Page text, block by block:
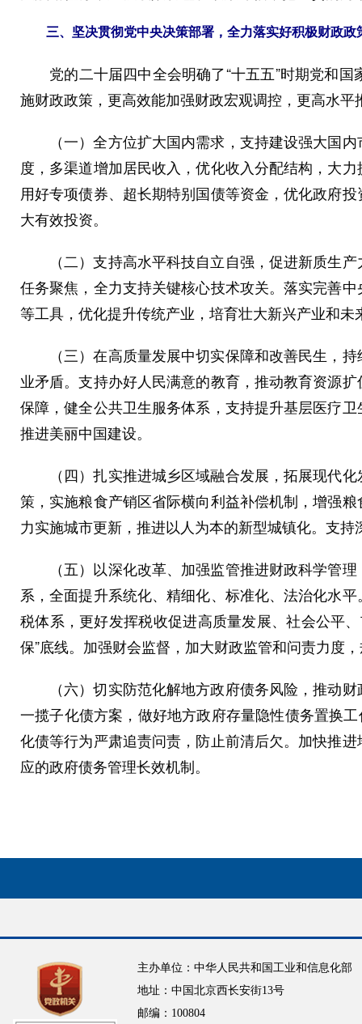
三、坚决贯彻党中央决策部署，全力落实好积极财政政
党的二十届四中全会明确了“十五五”时期党和国
施财政政策，更高效能加强财政宏观调控，更高水
（一）全方位扩大国内需求，支持建设强大国内
度，多渠道增加居民收入，优化收入分配结构，大
用好专项债券、超长期特别国债等资金，优化政府
大有效投资。
（二）支持高水平科技自立自强，促进新质生产
任务聚焦，全力支持关键核心技术攻关。落实完善
等工具，优化提升传统产业，培育壮大新兴产业和
（三）在高质量发展中切实保障和改善民生，持
业矛盾。支持办好人民满意的教育，推动教育资源
保障，健全公共卫生服务体系，支持提升基层医疗
推进美丽中国建设。
（四）扎实推进城乡区域融合发展，拓展现代化
策，实施粮食产销区省际横向利益补偿机制，增强
力实施城市更新，推进以人为本的新型城镇化。支
（五）以深化改革、加强监管推进财政科学管理
系，全面提升系统化、精细化、标准化、法治化水
税体系，更好发挥税收促进高质量发展、社会公平
保”底线。加强财会监督，加大财政监管和问责力度
（六）切实防范化解地方政府债务风险，推动财
一揽子化债方案，做好地方政府存量隐性债务置换
化债等行为严肃追责问责，防止前清后欠。加快推
应的政府债务管理长效机制。
主办单位：中华人民共和国工业和信息化部
地址：中国北京西长安街13号
邮编：100804